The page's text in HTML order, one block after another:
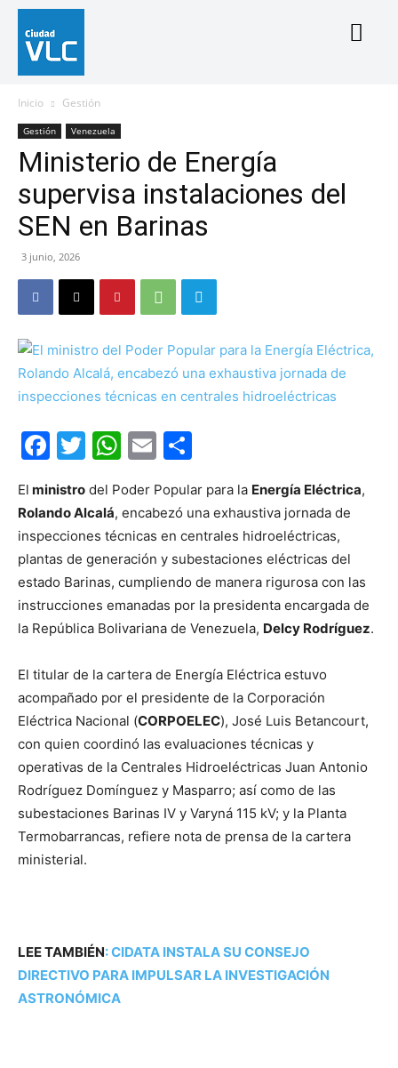
Inicio Gestión
Gestión Venezuela
Ministerio de Energía
supervisa instalaciones del
SEN en Barinas
3 junio, 2026
Facebook
Twitter
WhatsApp
Email
El ministro del Poder Popular para la Energía Eléctrica,
Rolando Alcalá, encabezó una exhaustiva jornada de
inspecciones técnicas en centrales hidroeléctricas,
plantas de generación y subestaciones eléctricas del
estado Barinas, cumpliendo de manera rigurosa con las
instrucciones emanadas por la presidenta encargada de
la República Bolivariana de Venezuela, Delcy Rodríguez.
El titular de la cartera de Energía Eléctrica estuvo
acompañado por el presidente de la Corporación
Eléctrica Nacional (CORPOELEC), José Luis Betancourt,
con quien coordinó las evaluaciones técnicas y
operativas de la Centrales Hidroeléctricas Juan Antonio
Rodríguez Domínguez y Masparro; así como de las
subestaciones Barinas IV y Varyná 115 kV; y la Planta
Termobarrancas, refiere nota de prensa de la cartera
ministerial.
LEE TAMBIÉN:CIDATA INSTALA SU CONSEJO
DIRECTIVO PARA IMPULSAR LA INVESTIGACIÓN
ASTRONÓMICA